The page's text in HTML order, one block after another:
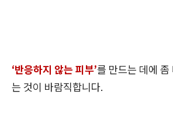
‘반응하지 않는 피부’를 만드는 데에 좀
는 것이 바람직합니다.